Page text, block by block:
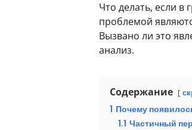
Что делать, если в
проблемой
Вызвано ли это
анализ.
Содержание
1 Почему
1.1 Частичный